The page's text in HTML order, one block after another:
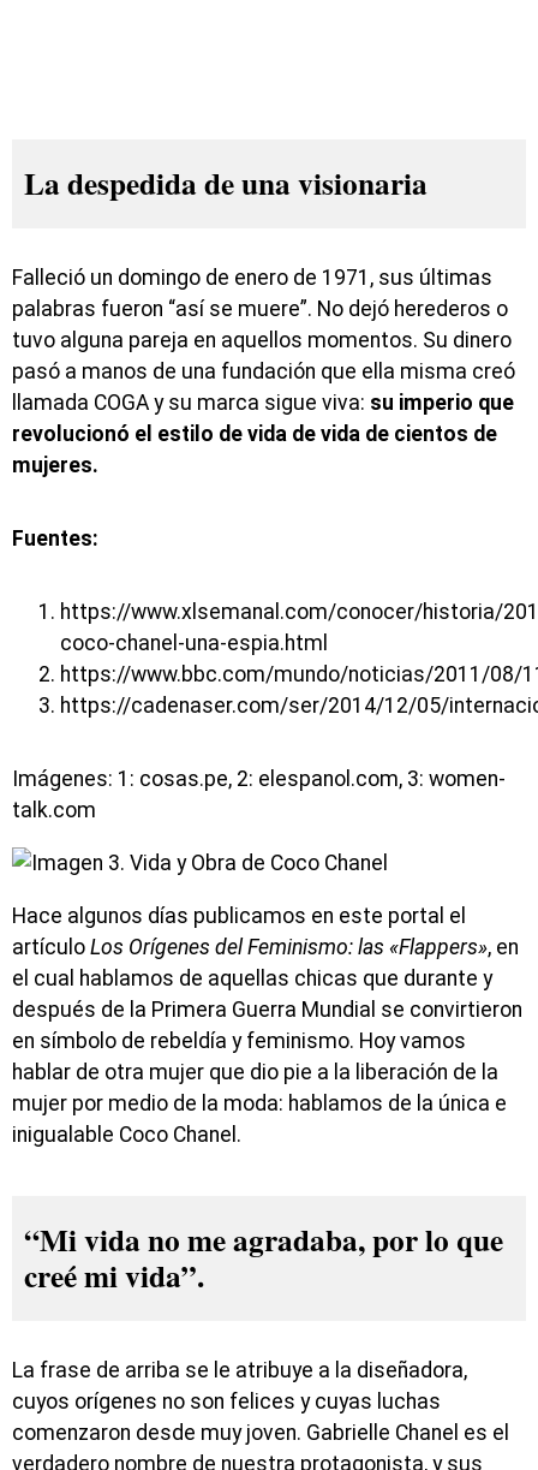
La despedida de una visionaria
Falleció un domingo de enero de 1971, sus últimas
palabras fueron “así se muere”. No dejó herederos o
tuvo alguna pareja en aquellos momentos. Su dinero
pasó a manos de una fundación que ella misma creó
llamada COGA y su marca sigue viva: su imperio que
revolucionó el estilo de vida de vida de cientos de
mujeres.
Fuentes:
https://www.xlsemanal.com/conocer/historia/
coco-chanel-una-espia.html
https://www.bbc.com/mundo/noticias/2011/08/
https://cadenaser.com/ser/2014/12/05/
Imágenes: 1: cosas.pe, 2: elespanol.com, 3: women-
talk.com
Hace algunos días publicamos en este portal el
artículo Los Orígenes del Feminismo: las «Flappers», en
el cual hablamos de aquellas chicas que durante y
después de la Primera Guerra Mundial se convirtieron
en símbolo de rebeldía y feminismo. Hoy vamos
hablar de otra mujer que dio pie a la liberación de la
mujer por medio de la moda: hablamos de la única e
inigualable Coco Chanel.
“Mi vida no me agradaba, por lo que
creé mi vida”.
La frase de arriba se le atribuye a la diseñadora,
cuyos orígenes no son felices y cuyas luchas
comenzaron desde muy joven. Gabrielle Chanel es el
verdadero nombre de nuestra protagonista, y sus